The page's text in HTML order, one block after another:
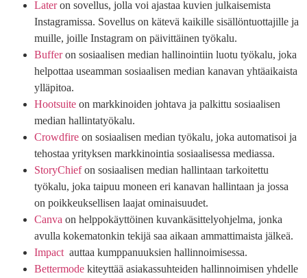
Lateron sovellus, jolla voi ajastaa kuvien julkaisemista
Instagramissa. Sovellus on kätevä kaikille sisällöntuottajille ja
muille, joille Instagram on päivittäinen työkalu.
Bufferon sosiaalisen median hallinointiin luotu työkalu, joka
helpottaa useamman sosiaalisen median kanavan yhtäaikaista
ylläpitoa.
Hootsuite on markkinoiden johtava ja palkittu sosiaalisen
median hallintatyökalu.
Crowdfire on sosiaalisen median työkalu, joka automatisoi ja
tehostaa yrityksen markkinointia sosiaalisessa mediassa.
StoryChiefon sosiaalisen median hallintaan tarkoitettu
työkalu, joka taipuu moneen eri kanavan hallintaan ja jossa
on poikkeuksellisen laajat ominaisuudet.
Canva on helppokäyttöinen kuvankäsittelyohjelma, jonka
avulla kokematonkin tekijä saa aikaan ammattimaista jälkeä.
Impact auttaa kumppanuuksien hallinnoimisessa.
Bettermode kiteyttää asiakassuhteiden hallinnoimisen yhdelle